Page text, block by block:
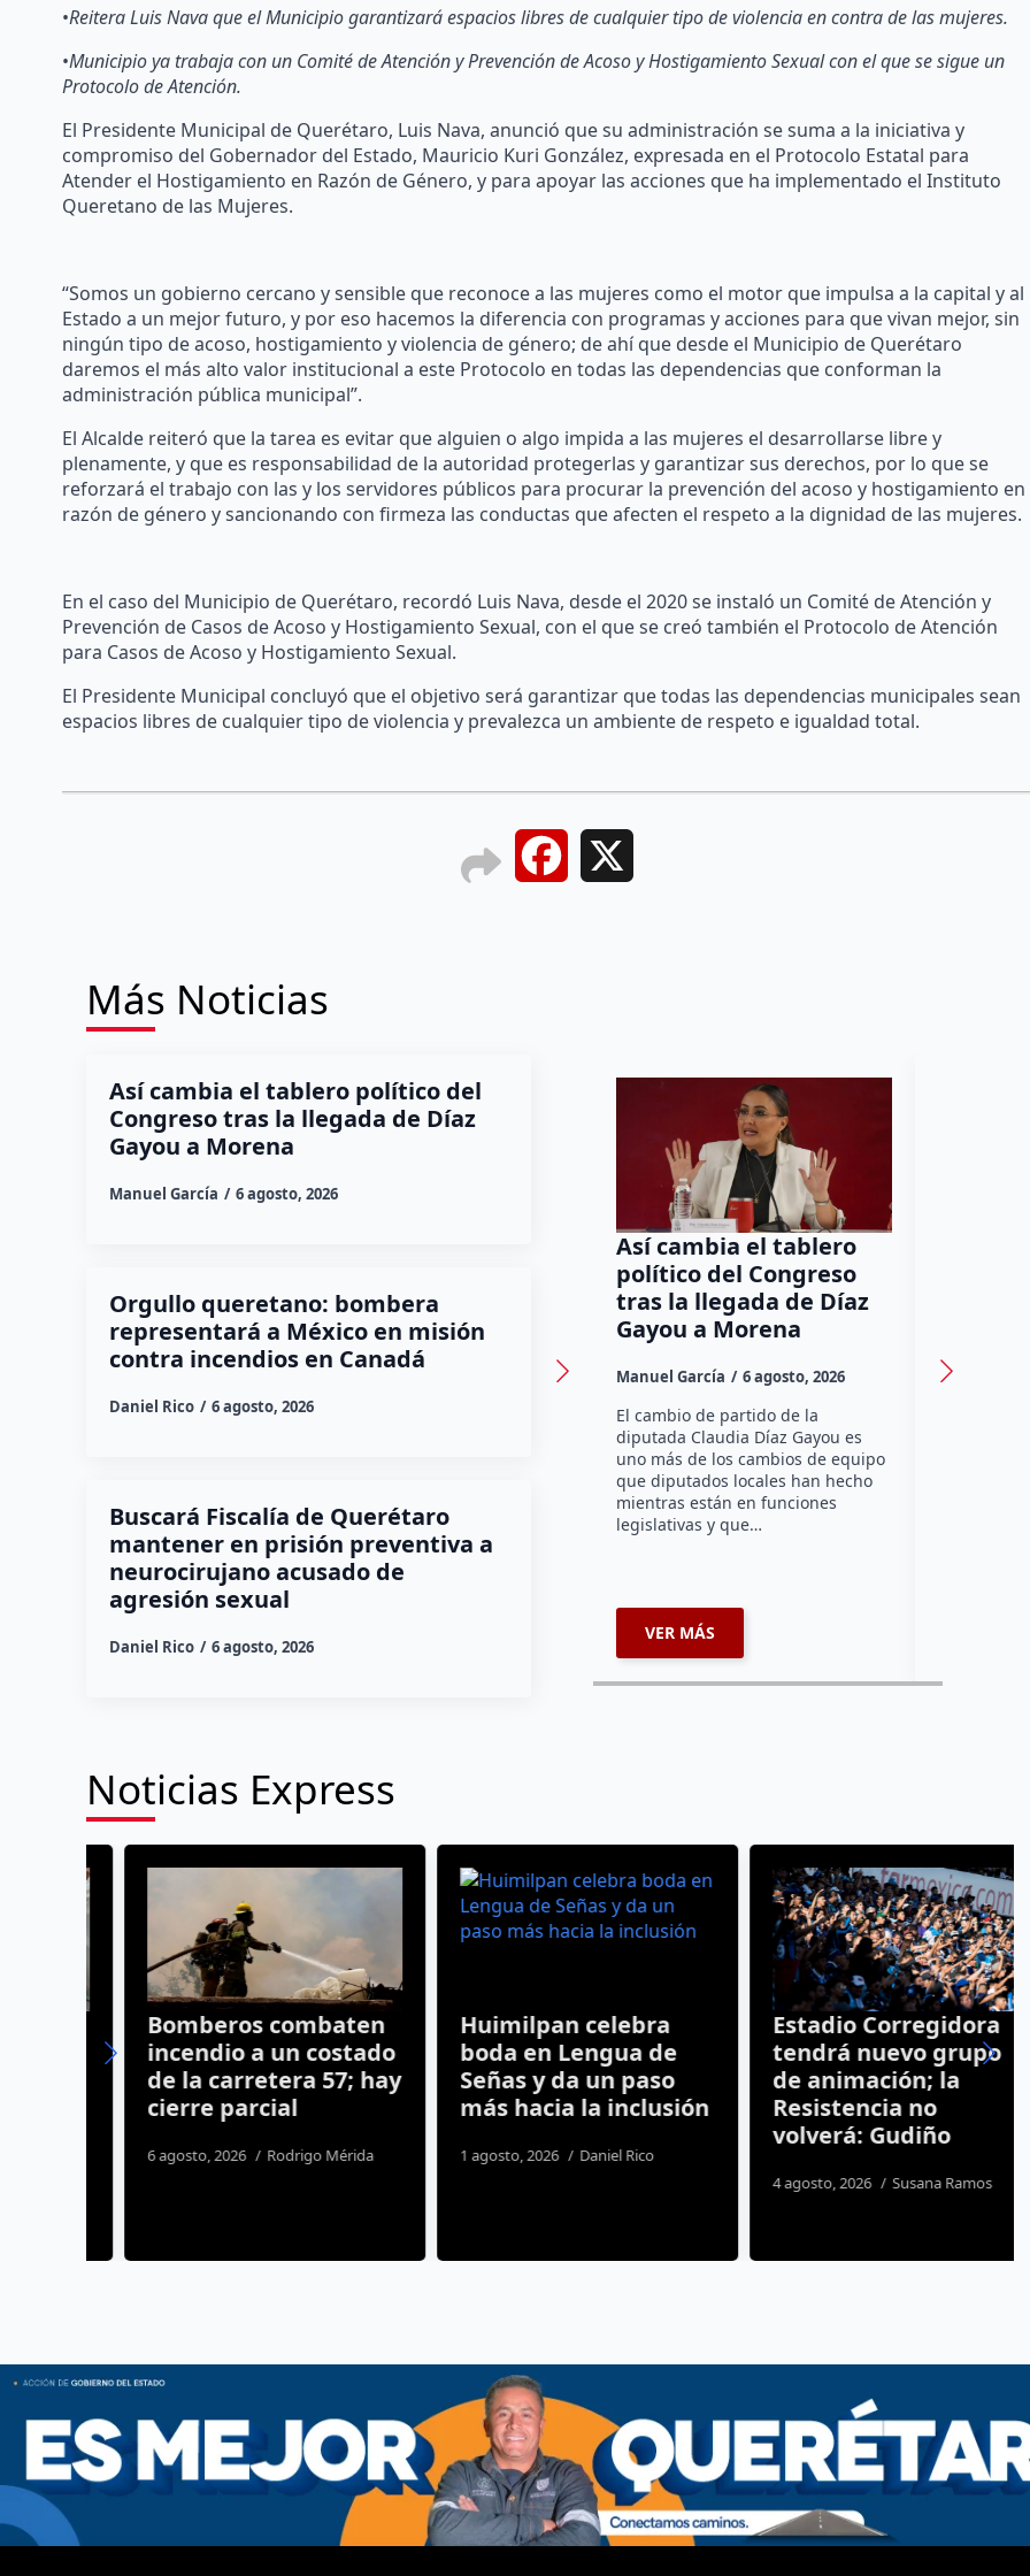
•Reitera Luis Nava que el Municipio garantizará espacios libres de cualquier tipo de violencia en contra de las mujeres.
•Municipio ya trabaja con un Comité de Atención y Prevención de Acoso y Hostigamiento Sexual con el que se sigue un
Protocolo de Atención.
El Presidente Municipal de Querétaro, Luis Nava, anunció que su administración se suma a la iniciativa y
compromiso del Gobernador del Estado, Mauricio Kuri González, expresada en el Protocolo Estatal para
Atender el Hostigamiento en Razón de Género, y para apoyar las acciones que ha implementado el Instituto
Queretano de las Mujeres.
“Somos un gobierno cercano y sensible que reconoce a las mujeres como el motor que impulsa a la capital y al
Estado a un mejor futuro, y por eso hacemos la diferencia con programas y acciones para que vivan mejor, sin
ningún tipo de acoso, hostigamiento y violencia de género; de ahí que desde el Municipio de Querétaro
daremos el más alto valor institucional a este Protocolo en todas las dependencias que conforman la
administración pública municipal”.
El Alcalde reiteró que la tarea es evitar que alguien o algo impida a las mujeres el desarrollarse libre y
plenamente, y que es responsabilidad de la autoridad protegerlas y garantizar sus derechos, por lo que se
reforzará el trabajo con las y los servidores públicos para procurar la prevención del acoso y hostigamiento en
razón de género y sancionando con firmeza las conductas que afecten el respeto a la dignidad de las mujeres.
En el caso del Municipio de Querétaro, recordó Luis Nava, desde el 2020 se instaló un Comité de Atención y
Prevención de Casos de Acoso y Hostigamiento Sexual, con el que se creó también el Protocolo de Atención
para Casos de Acoso y Hostigamiento Sexual.
El Presidente Municipal concluyó que el objetivo será garantizar que todas las dependencias municipales sean
espacios libres de cualquier tipo de violencia y prevalezca un ambiente de respeto e igualdad total.
Facebook
Más Noticias
Así cambia el tablero político del
Congreso tras la llegada de Díaz
Gayou a Morena
Manuel García 6 agosto, 2026
Orgullo queretano: bombera
representará a México en misión
contra incendios en Canadá
Daniel Rico 6 agosto, 2026
Buscará Fiscalía de Querétaro
mantener en prisión preventiva a
neurocirujano acusado de
agresión sexual
Daniel Rico 6 agosto, 2026
Así cambia el tablero
político del Congreso
tras la llegada de Díaz
Gayou a Morena
Manuel García 6 agosto, 2026
El cambio de partido de la
diputada Claudia Díaz Gayou es
uno más de los cambios de equipo
que diputados locales han hecho
mientras están en funciones
legislativas y que…
VER MÁS
a
contra
Canadá
La
integrante
Noticias Express
Bomberos combaten
incendio a un costado
de la carretera 57; hay
cierre parcial
6 agosto, 2026 Rodrigo Mérida
Huimilpan celebra
boda en Lengua de
Señas y da un paso
más hacia la inclusión
1 agosto, 2026 Daniel Rico
Estadio Corregidora
tendrá nuevo grupo
de animación; la
Resistencia no
volverá: Gudiño
4 agosto, 2026 Susana Ramos